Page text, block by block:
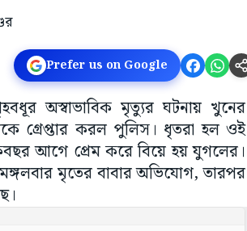
Prefer us on Google
অস্বাভাবিক মৃত্যুর ঘটনায় খুনের
গ্রেপ্তার করল পুলিস। ধৃতরা হল ওই
আগে প্রেম করে বিয়ে হয় যুগলের।
মৃতের বাবার অভিযোগ, তারপর